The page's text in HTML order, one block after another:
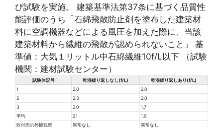
び試験を実施。 建築基準法第37条に基づく品質性
能評価のうち「石綿飛散防止剤を塗布した建築材
料に空調機器などによる風圧を加えた際に、当該
建築材料から繊維の飛散が認められないこと」 基
準値：大気１リットル中石綿繊維10f/L以下 （試験
機関：建材試験センター）
試験体記号 乾湿繰り返しなし(f/L)
乾湿繰り返しあり(f/L)
1
2.0
2.0
2
2.3
2.0
3
2.0
1.7
平均
2.1
1.9
吹付面の外観観察
異常なし 異常なし